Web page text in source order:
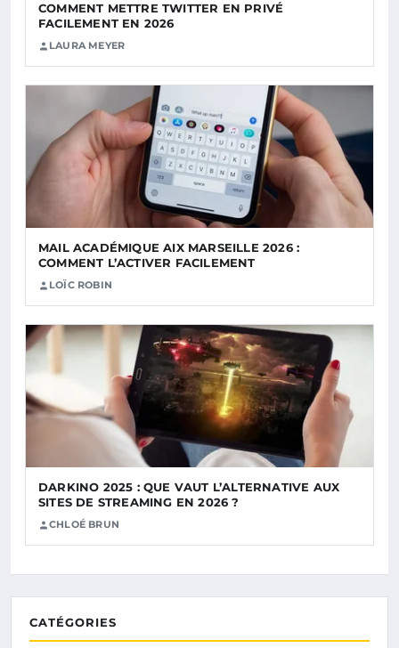
COMMENT METTRE TWITTER EN PRIVÉ
FACILEMENT EN 2026
LAURA MEYER
MAIL ACADÉMIQUE AIX MARSEILLE 2026 :
COMMENT L’ACTIVER FACILEMENT
LOÏC ROBIN
DARKINO 2025 : QUE VAUT L’ALTERNATIVE AUX
SITES DE STREAMING EN 2026 ?
CHLOÉ BRUN
CATÉGORIES